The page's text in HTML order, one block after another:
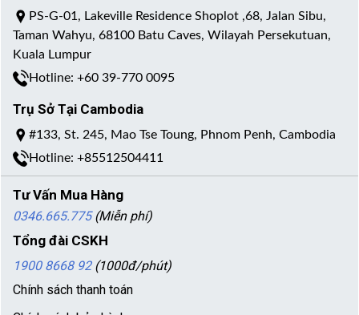
PS-G-01, Lakeville Residence Shoplot ,68, Jalan Sibu,
Taman Wahyu, 68100 Batu Caves, Wilayah Persekutuan,
Kuala Lumpur
Hotline: +60 39-770 0095
Trụ Sở Tại Cambodia
#133, St. 245, Mao Tse Toung, Phnom Penh, Cambodia
Hotline: +85512504411
Tư Vấn Mua Hàng
0346.665.775 (Miễn phí)
Tổng đài CSKH
1900 8668 92 (1000đ/phút)
Chính sách thanh toán